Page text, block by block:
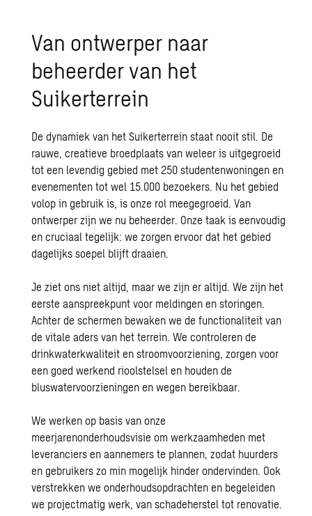
Van ontwerper naar
beheerder van het
Suikerterrein
De dynamiek van het Suikerterrein staat nooit stil. De
rauwe, creatieve broedplaats van weleer is uitgegroeid
tot een levendig gebied met 250 studentenwoningen en
evenementen tot wel 15.000 bezoekers. Nu het gebied
volop in gebruik is, is onze rol meegegroeid. Van
ontwerper zijn we nu beheerder. Onze taak is eenvoudig
en cruciaal tegelijk: we zorgen ervoor dat het gebied
dagelijks soepel blijft draaien.
Je ziet ons niet altijd, maar we zijn er altijd. We zijn het
eerste aanspreekpunt voor meldingen en storingen.
Achter de schermen bewaken we de functionaliteit van
de vitale aders van het terrein. We controleren de
drinkwaterkwaliteit en stroomvoorziening, zorgen voor
een goed werkend rioolstelsel en houden de
bluswatervoorzieningen en wegen bereikbaar.
We werken op basis van onze
meerjarenonderhoudsvisie om werkzaamheden met
leveranciers en aannemers te plannen, zodat huurders
en gebruikers zo min mogelijk hinder ondervinden. Ook
verstrekken we onderhoudsopdrachten en begeleiden
we projectmatig werk, van schadeherstel tot renovatie.